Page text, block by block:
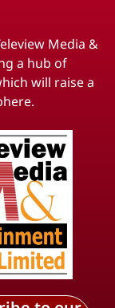
Media &
a hub of
will raise a